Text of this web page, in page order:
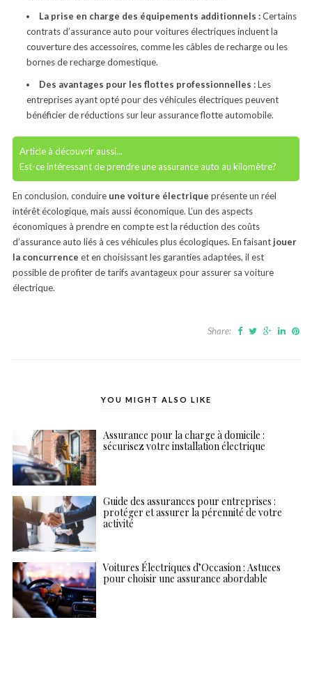
La prise en charge des équipements additionnels :Certains
contrats d’assurance auto pour voitures électriques incluent la
couverture des accessoires, comme les câbles de recharge ou les
bornes de recharge domestique.
Des avantages pour les flottes professionnelles :Les
entreprises ayant opté pour des véhicules électriques peuvent
bénéficier de réductions sur leur assurance flotte automobile.
Article à découvrir aussi...
Est-ce intéressant de prendre une assurance auto au kilomètre?
En conclusion, conduireune voiture électrique présente un réel
intérêt écologique, mais aussi économique. L’un des aspects
économiques à prendre en compte est la réduction des coûts
d’assurance auto liés à ces véhicules plus écologiques. En faisant jouer
la concurrence et en choisissant les garanties adaptées, il est
possible de profiter de tarifs avantageux pour assurer sa voiture
électrique.
Share:
YOU MIGHT ALSO LIKE
Assurance pour la charge à domicile :
sécurisez votre installation électrique
Guide des assurances pour entreprises :
protéger et assurer la pérennité de votre
activité
Voitures Électriques d’Occasion : Astuces
pour choisir une assurance abordable